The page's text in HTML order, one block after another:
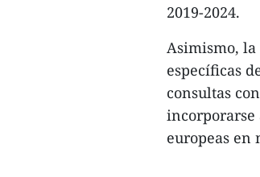
2019-2024.
Asimismo, la
específicas
consultas
incorporarse
europeas en